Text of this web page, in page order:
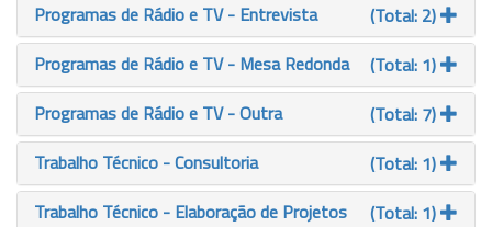
Programas de Rádio e TV - Entrevista
(Total: 2)
Programas de Rádio e TV - Mesa Redonda
(Total: 1)
Programas de Rádio e TV - Outra
(Total: 7)
Trabalho Técnico - Consultoria
(Total: 1)
Trabalho Técnico - Elaboração de Projetos
(Total: 1)